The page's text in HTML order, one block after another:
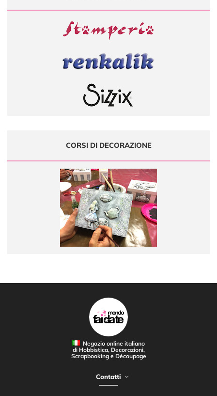
CORSI DI DECORAZIONE
Negozio online italiano
di Hobbistica, Decorazioni,
Scrapbooking e Découpage
Contatti